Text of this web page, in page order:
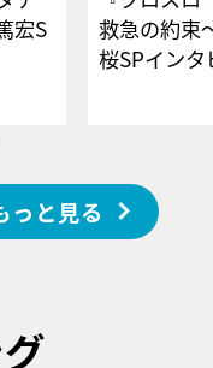
宏S
ー
救急の約束
桜SPイ
っと見る